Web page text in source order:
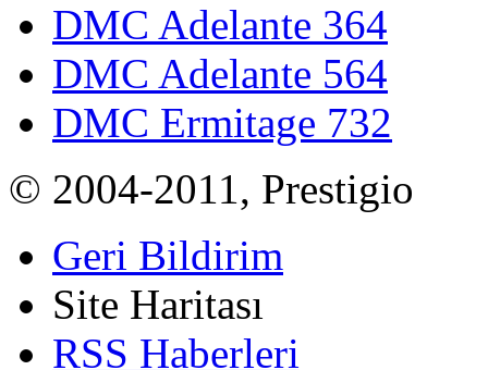
DMC Adelante 364
DMC Adelante 564
DMC Ermitage 732
© 2004-2011, Prestigio
Geri Bildirim
Site Haritası
RSS Haberleri